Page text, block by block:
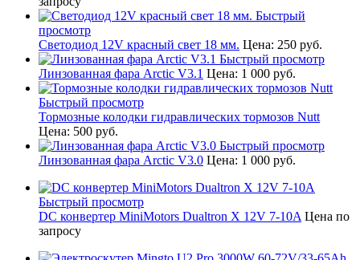
Быстрый
просмотр
Светодиод 12V красный свет 18 мм. Цена: 250 руб.
Быстрый просмотр
Линзованная фара Arctic V3.1 Цена: 1 000 руб.
Быстрый просмотр
Тормозные колодки гидравлических тормозов Nutt
Цена: 500 руб.
Быстрый просмотр
Линзованная фара Arctic V3.0 Цена: 1 000 руб.
Быстрый просмотр
DC конвертер MiniMotors Dualtron X 12V 7-10A Цена по
запросу